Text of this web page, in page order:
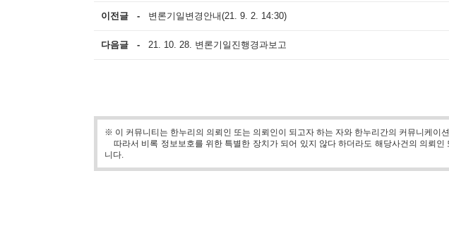
이전글 - 변론기일변경안내(21. 9. 2. 14:30)
다음글 - 21. 10. 28. 변론기일진행경과보고
※ 이 커뮤니티는 한누리의 의뢰인 또는 의뢰인이 되고자 하는 자와 한누리간의 커뮤니케
따라서 비록 정보보호를 위한 특별한 장치가 되어 있지 않다 하더라도 해당사건의 의뢰
니다.